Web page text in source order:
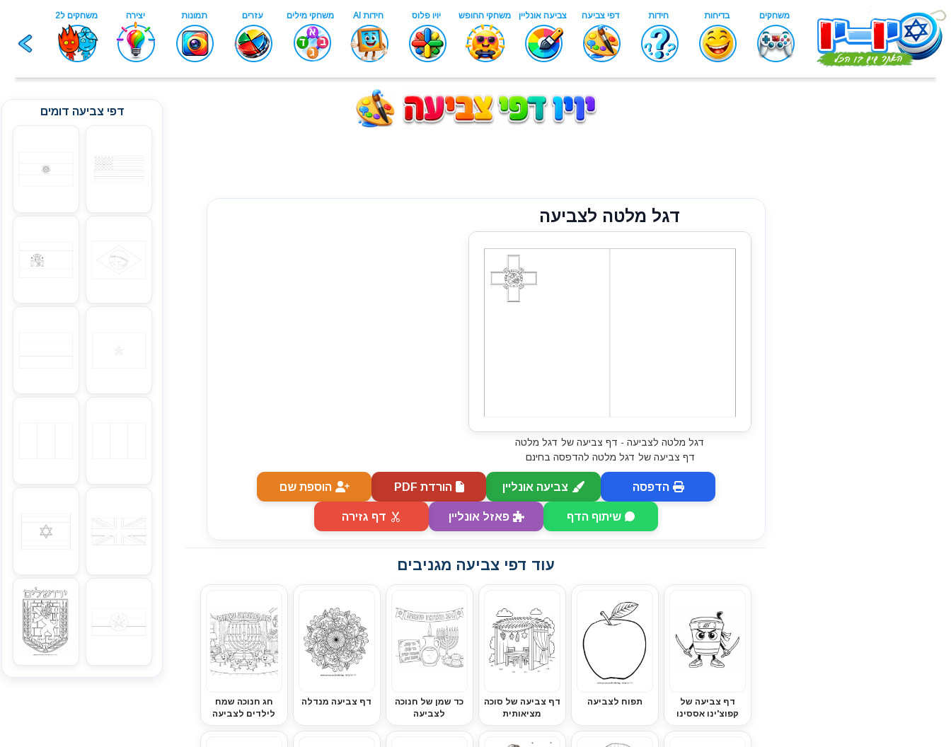
דפי צביעה דומים
דגל מלטה לצביעה
דגל מלטה לצביעה - דף צביעה של דגל מלטה
דף צביעה של דגל מלטה להדפסה בחינם
הדפסה צביעה אונליין הורדת PDF הוספת שם
פאזל אונליין דף גזירה שיתוף הדף
עוד דפי צביעה מגניבים
דף צביעה של
קפוצ'ינו אססינו
תפוח לצביעה
דף צביעה של סוכה
מציאותית
כד שמן של חנוכה
לצביעה
דף צביעה מנדלה
חג חנוכה שמח
לילדים לצביעה